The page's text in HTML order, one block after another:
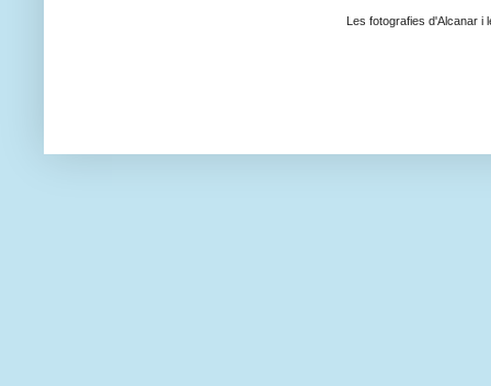
Les fotografies d'Alcanar i